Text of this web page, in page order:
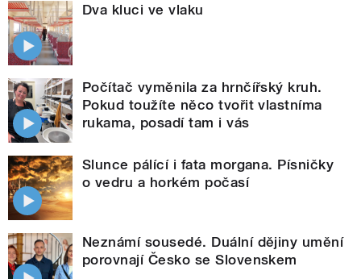
Dva kluci ve vlaku
Počítač vyměnila za hrnčířský kruh.
Pokud toužíte něco tvořit vlastníma
rukama, posadí tam i vás
Slunce pálící i fata morgana. Písničky
o vedru a horkém počasí
Neznámí sousedé. Duální dějiny umění
porovnají Česko se Slovenskem